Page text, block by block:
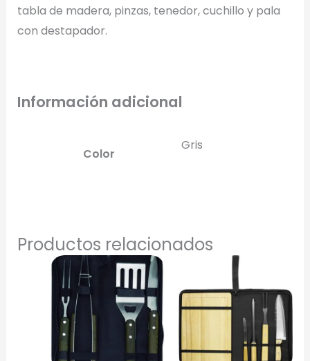
tabla de madera, pinzas, tenedor, cuchillo y pala
con destapador.
Información adicional
Color
Gris
Productos relacionados